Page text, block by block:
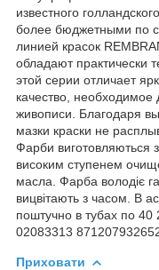
известного
более бюджетными по
линией красок
обладают практически
этой серии отличает
качество,
живописи. Благодаря
мазки краски не
Фарби виготовляються з
високим ступенем
масла. Фарба володіє
вицвітають з часом. В
поштучно в тубах по
02083313
Приховати